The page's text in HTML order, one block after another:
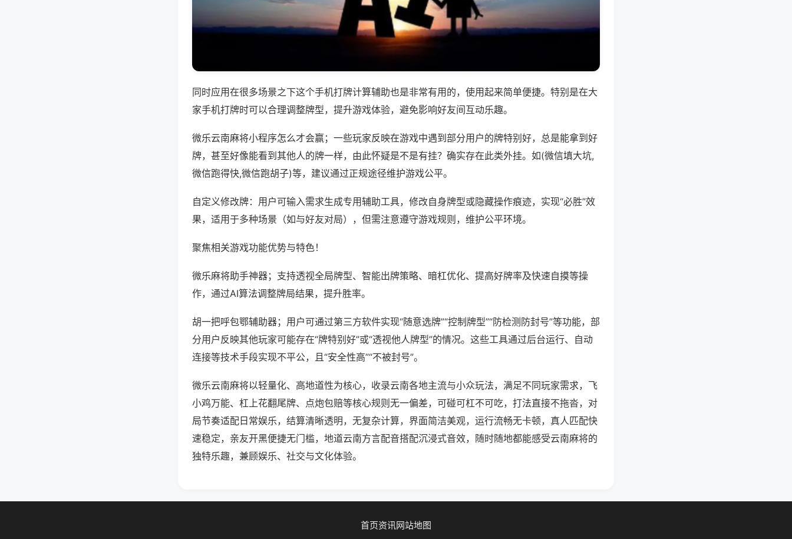
同时应用在很多场景之下这个手机打牌计算辅助也是非常有用的，使用起来简单便捷。特别是在大
家手机打牌时可以合理调整牌型，提升游戏体验，避免影响好友间互动乐趣。
微乐云南麻将小程序怎么才会赢；一些玩家反映在游戏中遇到部分用户的牌特别好，总是能拿到好
牌，甚至好像能看到其他人的牌一样，由此怀疑是不是有挂？确实存在此类外挂。如(微信填大坑,
微信跑得快,微信跑胡子)等，建议通过正规途径维护游戏公平。
自定义修改牌：用户可输入需求生成专用辅助工具，修改自身牌型或隐藏操作痕迹，实现“必胜”效
果，适用于多种场景（如与好友对局），但需注意遵守游戏规则，维护公平环境。
聚焦相关游戏功能优势与特色！
微乐麻将助手神器；支持透视全局牌型、智能出牌策略、暗杠优化、提高好牌率及快速自摸等操
作，通过AI算法调整牌局结果，提升胜率。
胡一把呼包鄂辅助器；用户可通过第三方软件实现“随意选牌”“控制牌型”“防检测防封号”等功能，部
分用户反映其他玩家可能存在“牌特别好”或“透视他人牌型”的情况。这些工具通过后台运行、自动
连接等技术手段实现不平公，且“安全性高”“不被封号”。
微乐云南麻将以轻量化、高地道性为核心，收录云南各地主流与小众玩法，满足不同玩家需求，飞
小鸡万能、杠上花翻尾牌、点炮包赔等核心规则无一偏差，可碰可杠不可吃，打法直接不拖沓，对
局节奏适配日常娱乐，结算清晰透明，无复杂计算，界面简洁美观，运行流畅无卡顿，真人匹配快
速稳定，亲友开黑便捷无门槛，地道云南方言配音搭配沉浸式音效，随时随地都能感受云南麻将的
独特乐趣，兼顾娱乐、社交与文化体验。
首页资讯网站地图